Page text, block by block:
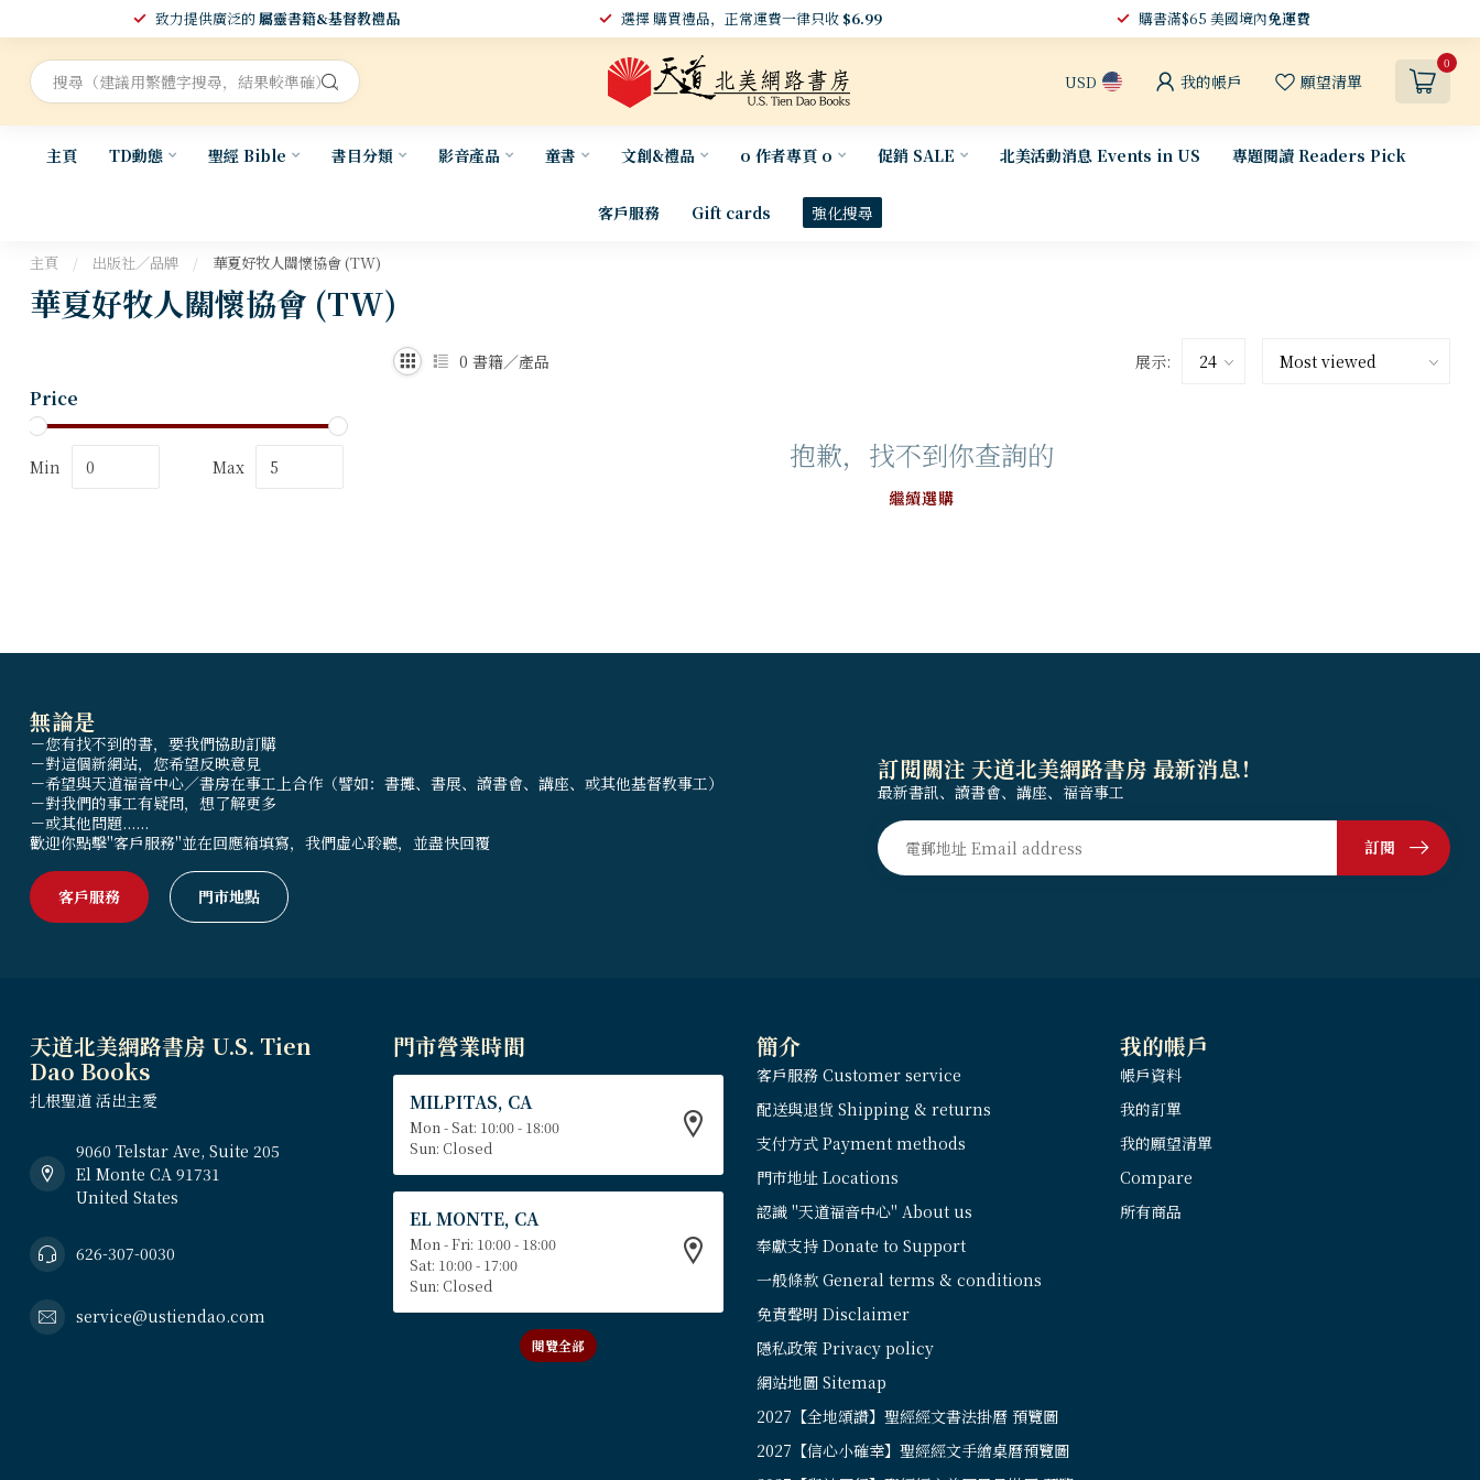
致力提供廣泛的屬靈書籍&基督教禮品 選擇 購買禮品，正常運費一律只收 $6.99 購書滿$65 美國境內免運費
USD 我的帳戶 願望清單
0
主頁 TD動態 聖經 Bible 書目分類 影音產品 童書 文創&禮品 o 作者專頁 o 促銷 SALE 北美活動消息 Events in US 專題閱讀 Readers Pick
客戶服務 Gift cards 強化搜尋
主頁 / 出版社／品牌 / 華夏好牧人關懷協會 (TW)
華夏好牧人關懷協會 (TW)
Price
Min Max
0 書籍／產品 展示:
抱歉，找不到你查詢的
繼續選購
無論是
－您有找不到的書，要我們協助訂購
－對這個新網站，您希望反映意見
－希望與天道福音中心／書房在事工上合作（譬如：書攤、書展、讀書會、講座、或其他基督教事工）
－對我們的事工有疑問，想了解更多
－或其他問題......
歡迎你點擊"客戶服務"並在回應箱填寫，我們虛心聆聽，並盡快回覆
客戶服務 門市地點
訂閱關注 天道北美網路書房 最新消息！
最新書訊、讀書會、講座、福音事工
訂閱
天道北美網路書房 U.S. Tien
Dao Books
扎根聖道 活出主愛
9060 Telstar Ave, Suite 205
El Monte CA 91731
United States
626-307-0030
service@ustiendao.com
門市營業時間
MILPITAS, CA
Mon - Sat: 10:00 - 18:00
Sun: Closed
EL MONTE, CA
Mon - Fri: 10:00 - 18:00
Sat: 10:00 - 17:00
Sun: Closed
閱覽全部
簡介
客戶服務 Customer service
配送與退貨 Shipping & returns
支付方式 Payment methods
門市地址 Locations
認識 "天道福音中心" About us
奉獻支持 Donate to Support
一般條款 General terms & conditions
免責聲明 Disclaimer
隱私政策 Privacy policy
網站地圖 Sitemap
2027【全地頌讚】聖經經文書法掛曆 預覽圖
2027【信心小確幸】聖經經文手繪桌曆預覽圖
我的帳戶
帳戶資料
我的訂單
我的願望清單
Compare
所有商品